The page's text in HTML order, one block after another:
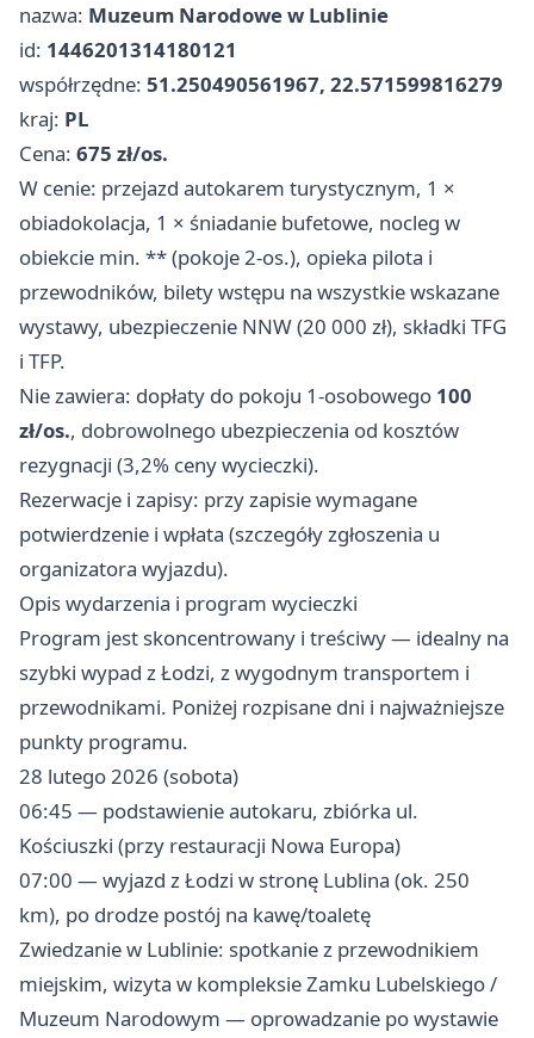
nazwa: Muzeum Narodowe w Lublinie
id: 1446201314180121
współrzędne: 51.250490561967, 22.571599816279
kraj: PL
Cena: 675 zł/os.
W cenie: przejazd autokarem turystycznym, 1 ×
obiadokolacja, 1 × śniadanie bufetowe, nocleg w
obiekcie min. ** (pokoje 2-os.), opieka pilota i
przewodników, bilety wstępu na wszystkie wskazane
wystawy, ubezpieczenie NNW (20 000 zł), składki TFG
i TFP.
Nie zawiera: dopłaty do pokoju 1-osobowego 100
zł/os., dobrowolnego ubezpieczenia od kosztów
rezygnacji (3,2% ceny wycieczki).
Rezerwacje i zapisy: przy zapisie wymagane
potwierdzenie i wpłata (szczegóły zgłoszenia u
organizatora wyjazdu).
Opis wydarzenia i program wycieczki
Program jest skoncentrowany i treściwy — idealny na
szybki wypad z Łodzi, z wygodnym transportem i
przewodnikami. Poniżej rozpisane dni i najważniejsze
punkty programu.
28 lutego 2026 (sobota)
06:45 — podstawienie autokaru, zbiórka ul.
Kościuszki (przy restauracji Nowa Europa)
07:00 — wyjazd z Łodzi w stronę Lublina (ok. 250
km), po drodze postój na kawę/toaletę
Zwiedzanie w Lublinie: spotkanie z przewodnikiem
miejskim, wizyta w kompleksie Zamku Lubelskiego /
Muzeum Narodowym — oprowadzanie po wystawie